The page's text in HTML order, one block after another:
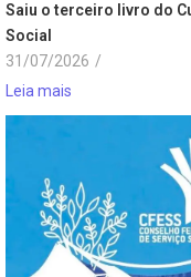
Saiu o terceiro livro do
Social
31/07/2026 /
Leia mais